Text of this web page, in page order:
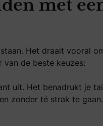
met
Het draait vooral
van de beste keuzes:
uit. Het benadrukt je
zonder té strak te gaan.